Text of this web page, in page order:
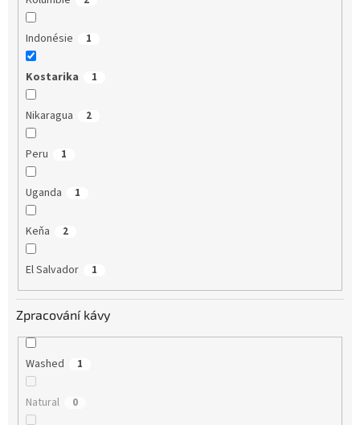
Indonésie 1
Kostarika 1
Nikaragua 2
Peru 1
Uganda 1
Keňa 2
El Salvador 1
Zpracování kávy
Washed 1
Natural 0